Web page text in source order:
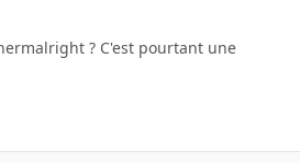
? C'est pourtant une